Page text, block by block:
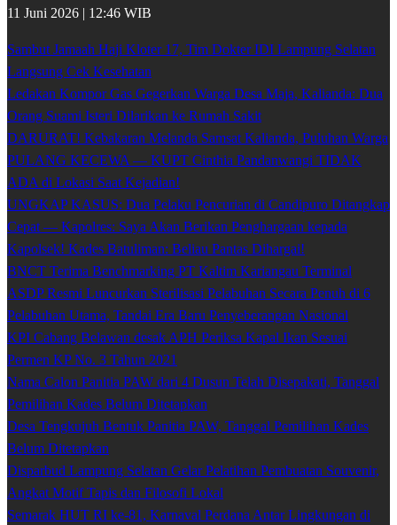
11 Juni 2026 | 12:46 WIB
Sambut Jamaah Haji Kloter 17, Tim Dokter IDI Lampung Selatan
Langsung Cek Kesehatan
Ledakan Kompor Gas Gegerkan Warga Desa Maja, Kalianda: Dua
Orang Suami Isteri Dilarikan ke Rumah Sakit
DARURAT! Kebakaran Melanda Samsat Kalianda, Puluhan Warga
PULANG KECEWA — KUPT Cinthia Pandanwangi TIDAK
ADA di Lokasi Saat Kejadian!
UNGKAP KASUS: Dua Pelaku Pencurian di Candipuro Ditangkap
Cepat — Kapolres: Saya Akan Berikan Penghargaan kepada
Kapolsek! Kades Batuliman: Beliau Pantas Dihargai!
BNCT Terima Benchmarking PT Kaltim Kariangau Terminal
ASDP Resmi Luncurkan Sterilisasi Pelabuhan Secara Penuh di 6
Pelabuhan Utama, Tandai Era Baru Penyeberangan Nasional
KPI Cabang Belawan desak APH Periksa Kapal Ikan Sesuai
Permen KP No. 3 Tahun 2021
Nama Calon Panitia PAW dari 4 Dusun Telah Disepakati, Tanggal
Pemilihan Kades Belum Ditetapkan
Desa Tengkujuh Bentuk Panitia PAW, Tanggal Pemilihan Kades
Belum Ditetapkan
Disparbud Lampung Selatan Gelar Pelatihan Pembuatan Souvenir,
Angkat Motif Tapis dan Filosofi Lokal
Semarak HUT RI ke-81, Karnaval Perdana Antar Lingkungan di